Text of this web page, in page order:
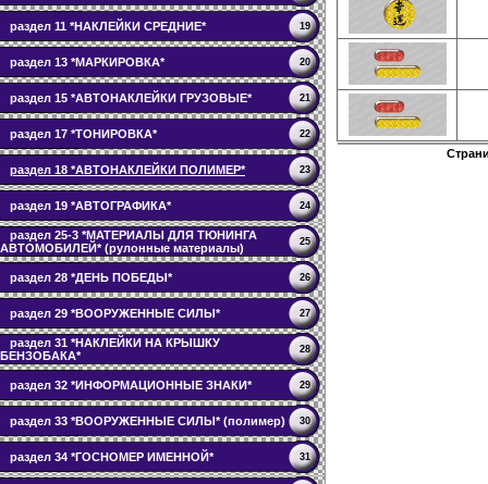
раздел 11 *НАКЛЕЙКИ СРЕДНИЕ* 19
раздел 13 *МАРКИРОВКА* 20
раздел 15 *АВТОНАКЛЕЙКИ ГРУЗОВЫЕ* 21
раздел 17 *ТОНИРОВКА* 22
раздел 18 *АВТОНАКЛЕЙКИ ПОЛИМЕР* 23
раздел 19 *АВТОГРАФИКА* 24
раздел 25-3 *МАТЕРИАЛЫ ДЛЯ ТЮНИНГА
АВТОМОБИЛЕЙ* (рулонные материалы)
25
раздел 28 *ДЕНЬ ПОБЕДЫ* 26
раздел 29 *ВООРУЖЕННЫЕ СИЛЫ* 27
раздел 31 *НАКЛЕЙКИ НА КРЫШКУ
БЕНЗОБАКА*
28
раздел 32 *ИНФОРМАЦИОННЫЕ ЗНАКИ* 29
раздел 33 *ВООРУЖЕННЫЕ СИЛЫ* (полимер) 30
раздел 34 *ГОСНОМЕР ИМЕННОЙ* 31